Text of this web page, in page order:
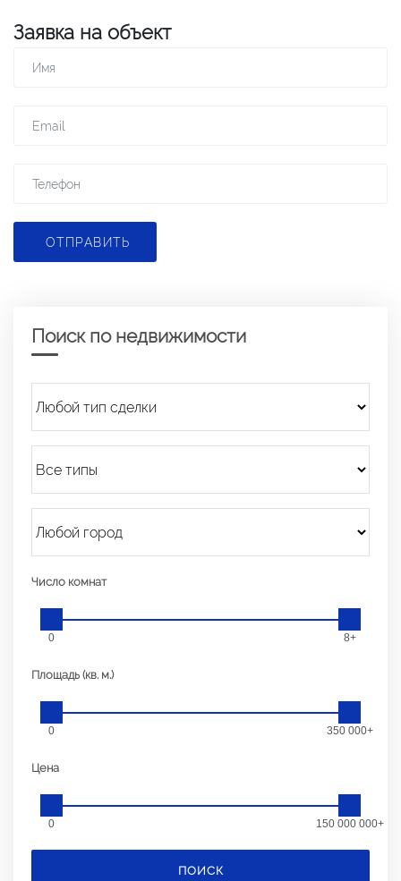
Заявка на объект
ОТПРАВИТЬ
Поиск по недвижимости
Число комнат
0 8+
Площадь (кв. м.)
0 350 000+
Цена
0 150 000 000+
ПОИСК